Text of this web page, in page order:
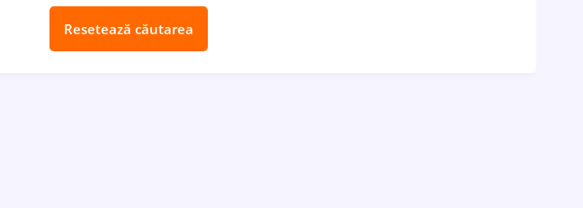
Resetează căutarea